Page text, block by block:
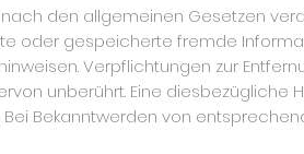
den allgemeinen Gesetzen
oder gespeicherte fremde
Verpflichtungen zur
unberührt. Eine diesbezügliche
Bekanntwerden von